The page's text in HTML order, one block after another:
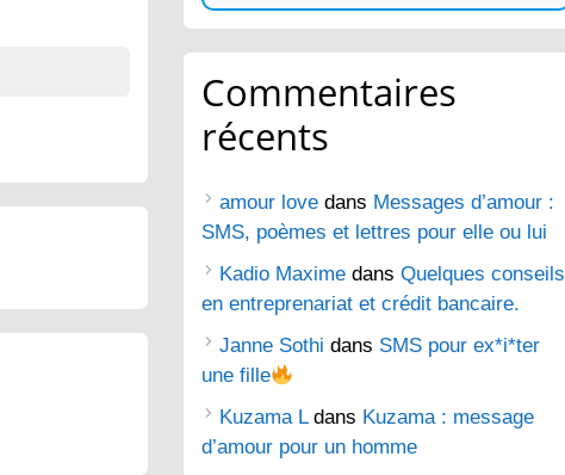
Commentaires
récents
amour love dans Messages d’amour :
SMS, poèmes et lettres pour elle ou lui
Kadio Maxime dans Quelques conseils
en entreprenariat et crédit bancaire.
Janne Sothi dans SMS pour ex*i*ter
une fille
Kuzama Ldans Kuzama : message
d’amour pour un homme